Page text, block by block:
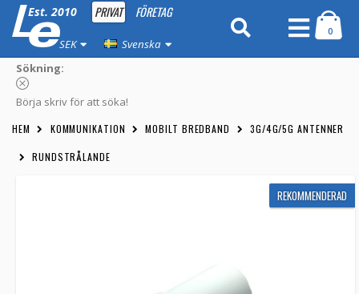
Est. 2010 PRIVAT FÖRETAG
SEK Svenska
0
Sökning:
Börja skriv för att söka!
HEM KOMMUNIKATION MOBILT BREDBAND 3G/4G/5G ANTENNER
RUNDSTRÅLANDE
REKOMMENDERAD